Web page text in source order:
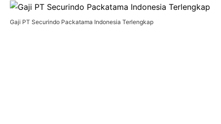
Gaji PT Securindo Packatama Indonesia Terlengkap